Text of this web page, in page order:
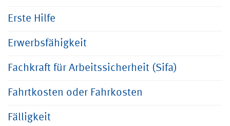
Erste Hilfe
Erwerbsfähigkeit
Fachkraft für Arbeitssicherheit (Sifa)
Fahrtkosten oder Fahrkosten
Fälligkeit